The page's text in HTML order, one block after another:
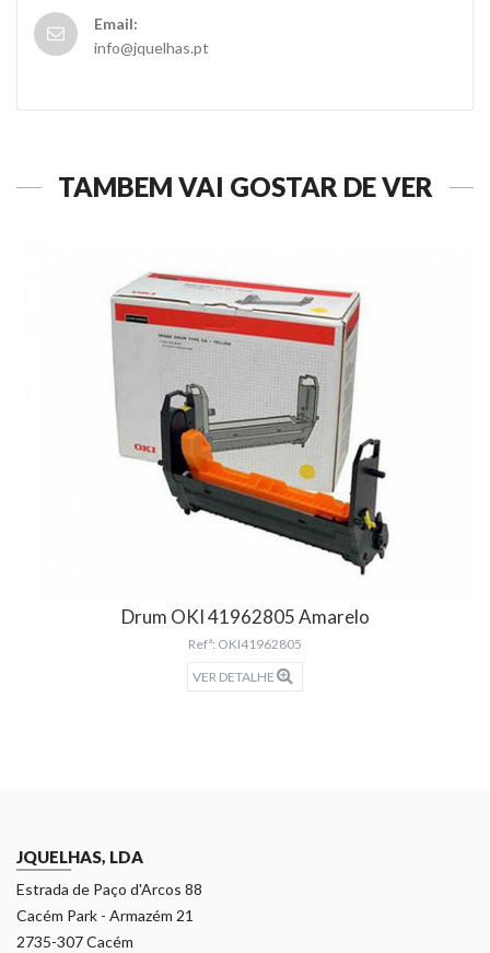
Email:
info@jquelhas.pt
TAMBÉM VAI GOSTAR DE VER
Drum OKI 41962805 Amarelo
Refª: OKI41962805
VER DETALHE
JQUELHAS, LDA
Estrada de Paço d'Arcos 88
Cacém Park - Armazém 21
2735-307 Cacém